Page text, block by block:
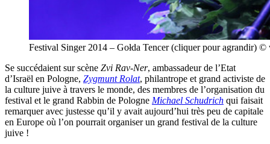
Festival Singer 2014 – Gołda Tencer (cliquer pour agrandir)
Se succédaient sur scène Zvi Rav-Ner, ambassadeur de l’Etat
d’Israël en Pologne, Zygmunt Rolat, philantrope et grand activiste de
la culture juive à travers le monde, des membres de l’organisation du
festival et le grand Rabbin de Pologne Michael Schudrich qui faisait
remarquer avec justesse qu’il y avait aujourd’hui très peu de capitale
en Europe où l’on pourrait organiser un grand festival de la culture
juive !